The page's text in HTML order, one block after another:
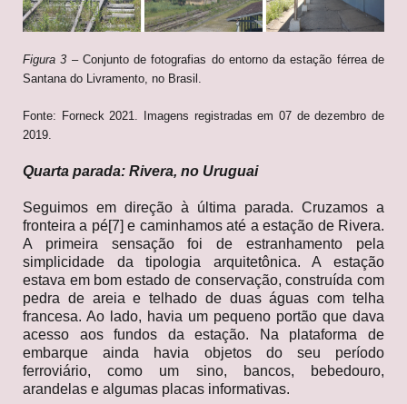
Figura 3 – Conjunto de fotografias do entorno da estação férrea de
Santana do Livramento, no Brasil.
Fonte: Forneck 2021. Imagens registradas em 07 de dezembro de
2019.
Quarta parada: Rivera, no Uruguai
Seguimos em direção à última parada. Cruzamos a
fronteira a pé[7] e caminhamos até a estação de Rivera.
A primeira sensação foi de estranhamento pela
simplicidade da tipologia arquitetônica. A estação
estava em bom estado de conservação, construída com
pedra de areia e telhado de duas águas com telha
francesa. Ao lado, havia um pequeno portão que dava
acesso aos fundos da estação. Na plataforma de
embarque ainda havia objetos do seu período
ferroviário, como um sino, bancos, bebedouro,
arandelas e algumas placas informativas.